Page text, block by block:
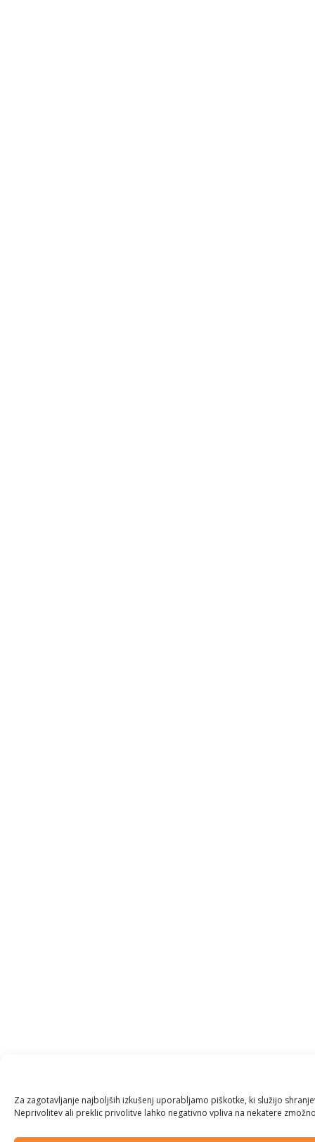
Za zagotavljanje najboljših izkušenj uporabljamo piškotke, ki služijo
Neprivolitev ali preklic privolitve lahko negativno vpliva na nekatere